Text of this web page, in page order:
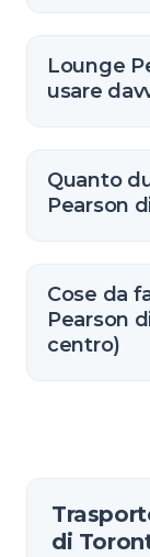
Lounge
usare
Quanto
Pearson
Cose da
Pearson
centro)
di